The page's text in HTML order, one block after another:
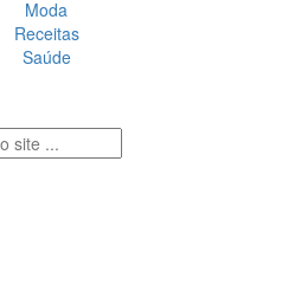
Moda
Receitas
Saúde